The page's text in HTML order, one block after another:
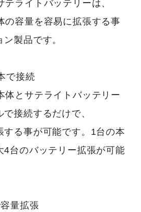
ライトバッテリーは、
の容量を容易に拡張する事
製品です。
で接続
とサテライトバッテリー
接続するだけで、
る事が可能です。1台の本
4台のバッテリー拡張が可能
量拡張